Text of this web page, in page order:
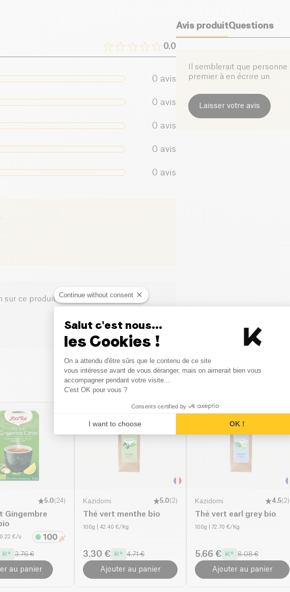
Sel (g)
0.0
0 avis
0 avis
0 avis
0 avis
0 avis
sur ce produit ici
Avis produitQuestions
Il semblerait que
premier à en écrire un.
Laisser votre avis
Produits similaires
5.0(24)
Gingembre
bio
0.22 €/u
3.76 €
au panier
Kazidomi 5.0(2)
Thé vert menthe bio
100g | 42.40 €/Kg
3.30 € 4.71 €
Ajouter au panier
Kazidomi 4.5(2)
Thé vert earl grey bio
100g | 72.70 €/Kg
5.66 € 8.08 €
Ajouter au panier
Continue without consent
Salut c'est nous...
les Cookies !
Consent Management
On a attendu d'être sûrs que le contenu de ce site
vous intéresse avant de vous déranger, mais on aimerait bien vous
accompagner pendant votre visite...
C'est OK pour vous ?
Consents certified by
I want to choose OK !
Axeptio consent